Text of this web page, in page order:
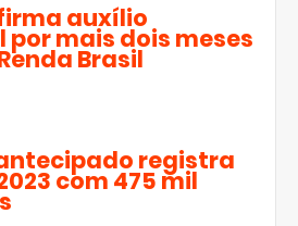
auxílio
mais dois meses
Brasil
antecipado registra
com 475 mil